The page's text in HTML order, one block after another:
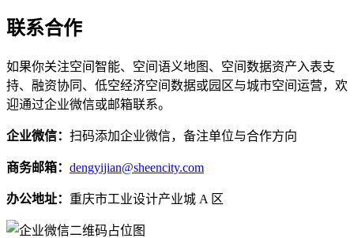
联系合作
如果你关注空间智能、空间语义地图、空间数据资产入表支
持、融资协同、低空经济空间数据或园区与城市空间运营，欢
迎通过企业微信或邮箱联系。
企业微信： 扫码添加企业微信，备注单位与合作方向
商务邮箱： dengyijian@sheencity.com
办公地址： 重庆市工业设计产业城 A 区